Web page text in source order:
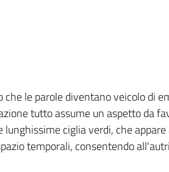
le parole diventano veicolo di
tutto assume un aspetto da
ciglia verdi, che appare
temporali, consentendo